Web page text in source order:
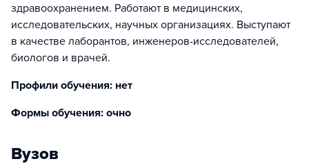
здравоохранением. Работают в медицинских,
исследовательских, научных организациях. Выступают
в качестве лаборантов, инженеров-исследователей,
биологов и врачей.
Профили обучения: нет
Формы обучения: очно
Вузов